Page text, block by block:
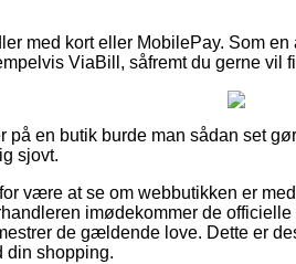
med kort eller MobilePay. Som
ViaBill, såfremt du gerne
på en butik burde man sådan set
sjovt.
være at se om webbutikken er
imødekommer de
de gældende love. Dette er
din shopping.